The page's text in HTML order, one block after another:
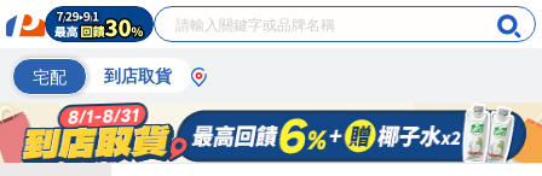
宅配 到店取貨